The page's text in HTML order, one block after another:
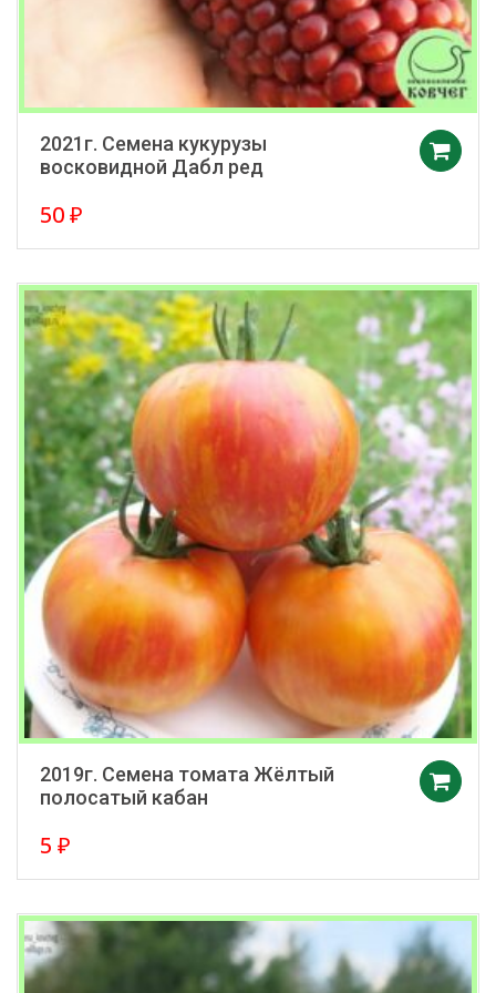
2021г. Семена кукурузы
восковидной Дабл ред
50₽
2019г. Семена томата Жёлтый
полосатый кабан
5 ₽